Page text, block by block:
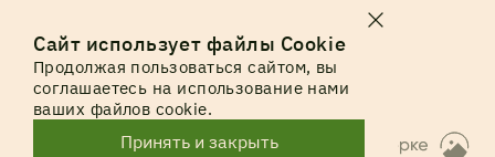
Политика конфиденциальности
Сайт использует файлы Cookie
Продолжая пользоваться сайтом, вы
соглашаетесь на использование нами
ваших файлов cookie.
Принять и закрыть